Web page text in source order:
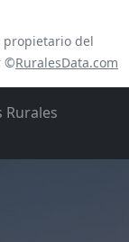
propietario del
©RuralesData.com
Rurales